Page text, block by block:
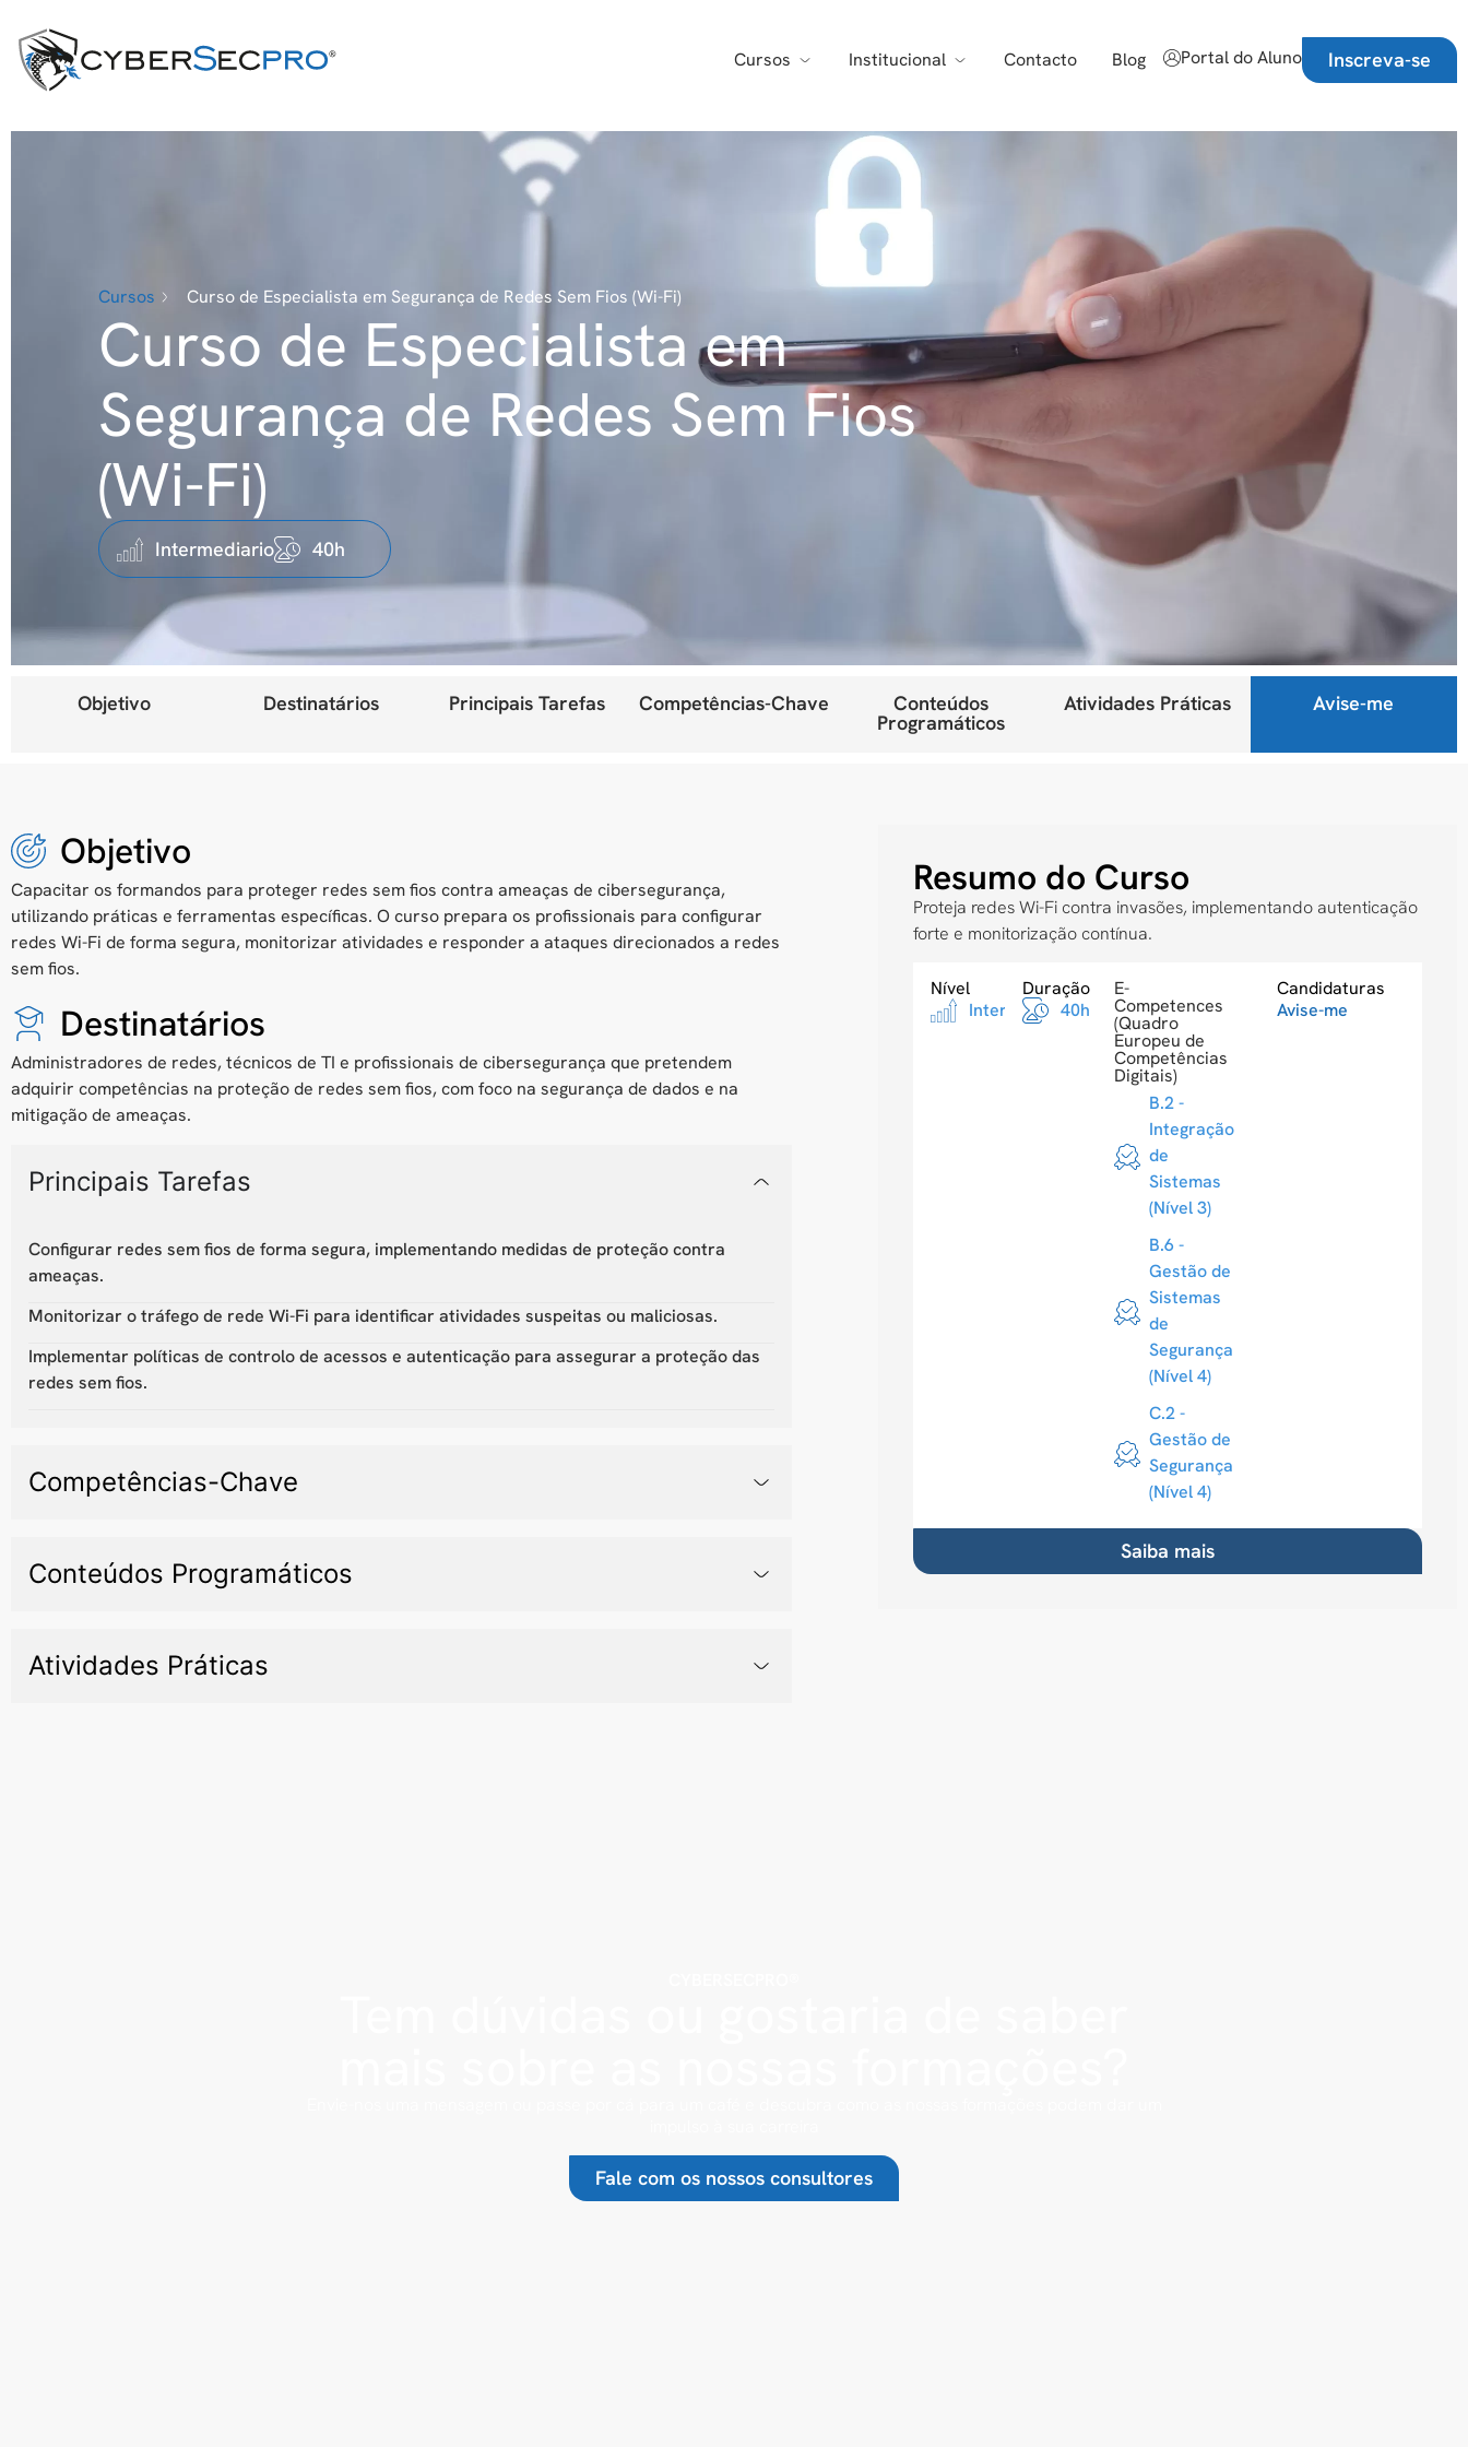
Cursos Institucional Contacto Blog Portal do Aluno Inscreva-se
Cursos Curso de Especialista em Segurança de Redes Sem Fios (Wi-Fi)
Curso de Especialista em
Segurança de Redes Sem Fios
(Wi-Fi)
Intermediario 40h
Objetivo Destinatários Principais Tarefas Competências-Chave Conteúdos
Programáticos
Atividades Práticas Avise-me
Objetivo
Capacitar os formandos para proteger redes sem fios contra ameaças de cibersegurança,
utilizando práticas e ferramentas específicas. O curso prepara os profissionais para configurar
redes Wi-Fi de forma segura, monitorizar atividades e responder a ataques direcionados a redes
sem fios.
Destinatários
Administradores de redes, técnicos de TI e profissionais de cibersegurança que pretendem
adquirir competências na proteção de redes sem fios, com foco na segurança de dados e na
mitigação de ameaças.
Principais Tarefas
Configurar redes sem fios de forma segura, implementando medidas de proteção contra
ameaças.
Monitorizar o tráfego de rede Wi-Fi para identificar atividades suspeitas ou maliciosas.
Implementar políticas de controlo de acessos e autenticação para assegurar a proteção das
redes sem fios.
Competências-Chave
Conteúdos Programáticos
Atividades Práticas
Resumo do Curso
Proteja redes Wi-Fi contra invasões, implementando autenticação
forte e monitorização contínua.
Nível
Intermediario
Duração
40h
E-
Competences
(Quadro
Europeu de
Competências
Digitais)
B.2 -
Integração
de
Sistemas
(Nível 3)
B.6 -
Gestão de
Sistemas
de
Segurança
(Nível 4)
C.2 -
Gestão de
Segurança
(Nível 4)
Candidaturas
Avise-me
Saiba mais
Fale com os nossos consultores